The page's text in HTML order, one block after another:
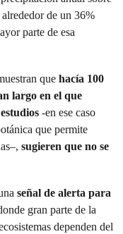
de un 36%
parte de esa
que hacía 100
largo en el que
-en ese caso
que permite
sugieren que no se
señal de alerta para
gran parte de la
dependen del